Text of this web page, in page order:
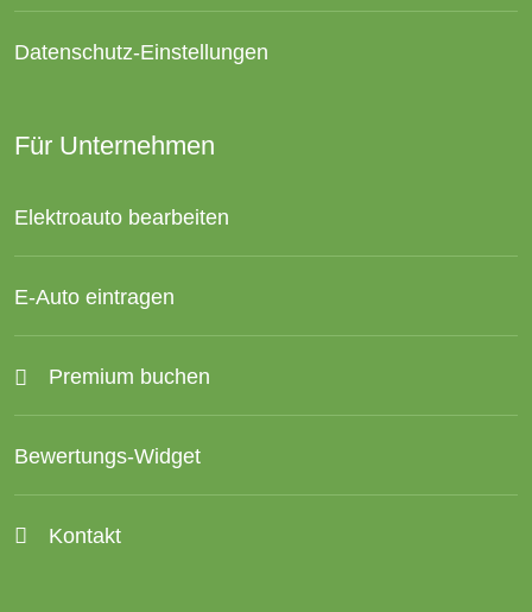
Datenschutz-Einstellungen
Für Unternehmen
Elektroauto bearbeiten
E-Auto eintragen
Premium buchen
Bewertungs-Widget
Kontakt